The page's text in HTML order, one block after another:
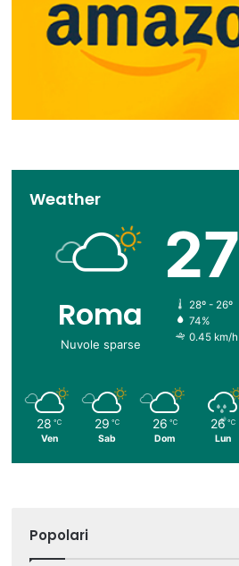
Weather
Roma
Nuvole sparse
27
28º - 26º
74%
0.45 km/h
28 ℃
Ven
29 ℃
Sab
26 ℃
Dom
26 ℃
Lun
Popolari